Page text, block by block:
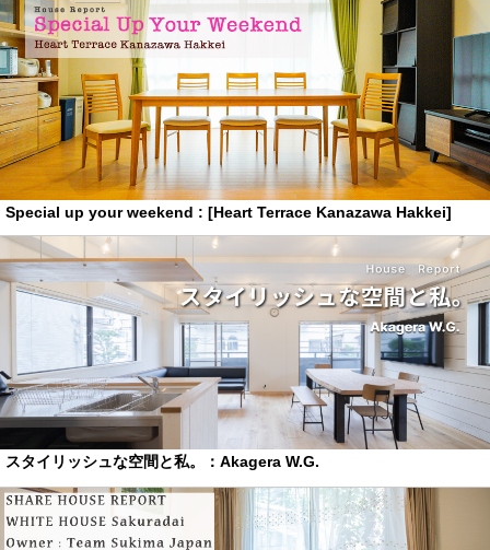
Special up your weekend : [Heart Terrace Kanazawa Hakkei]
スタイリッシュな空間と私。：Akagera W.G.